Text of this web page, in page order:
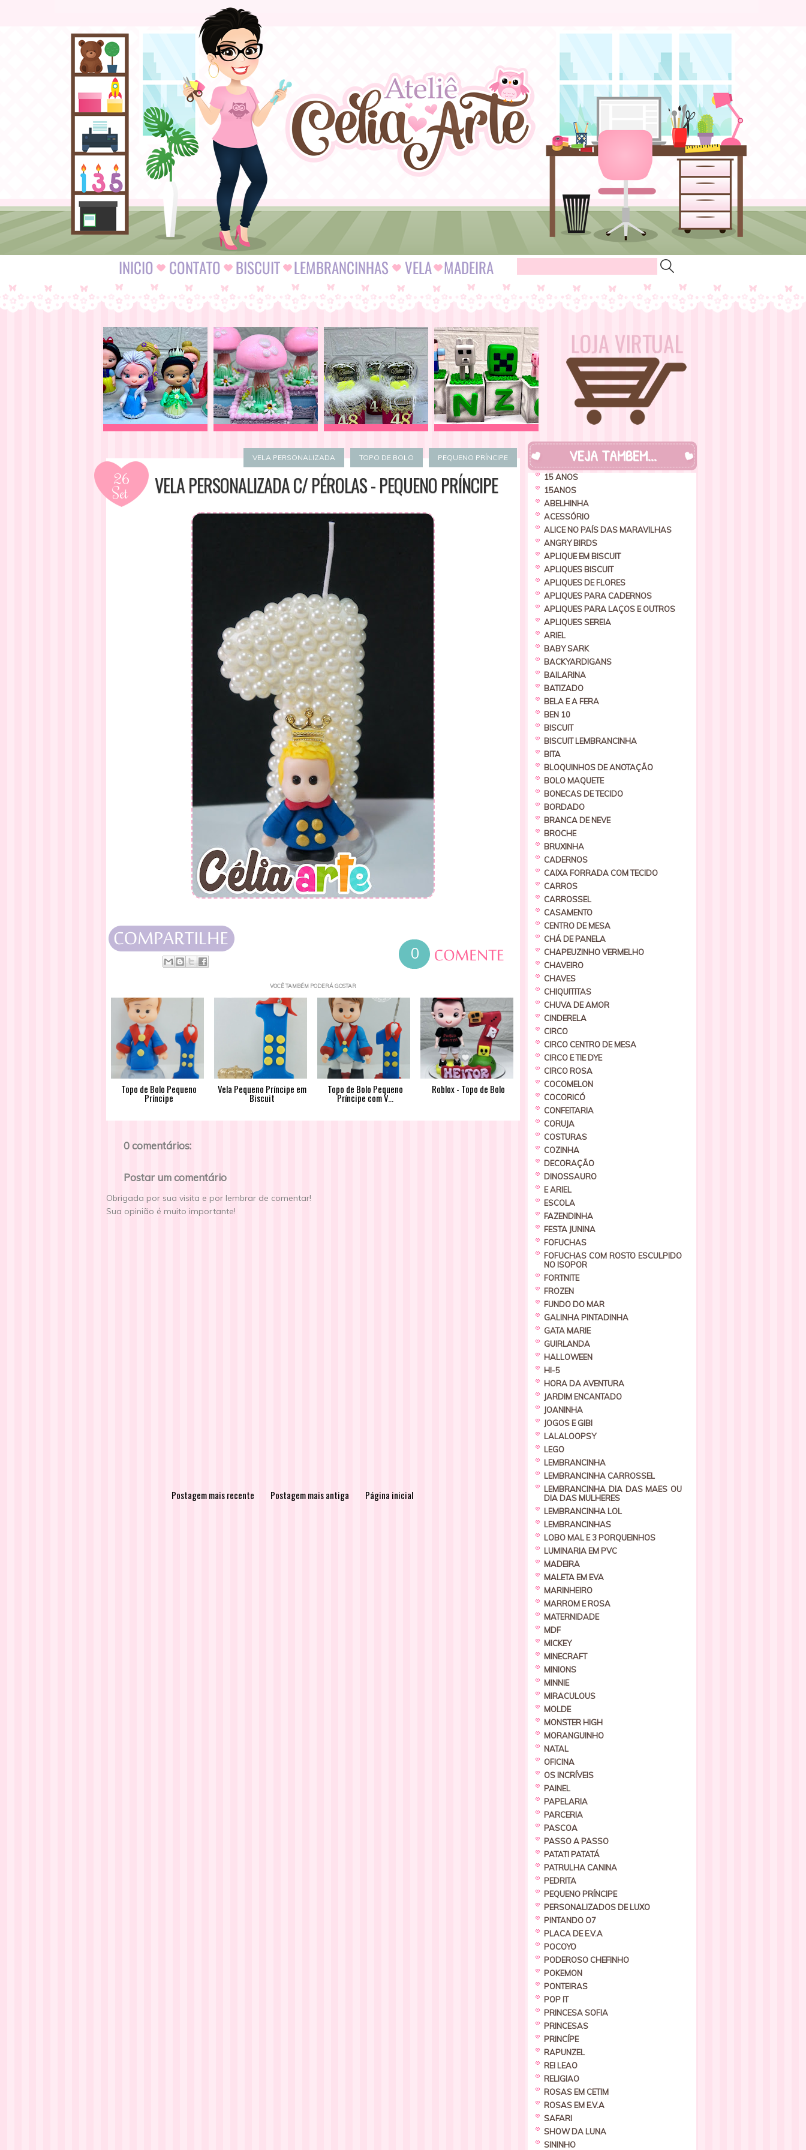
PEQUENO PRÍNCIPE
TOPO DE BOLO
VELA PERSONALIZADA
26
Set VELA PERSONALIZADA C/ PÉROLAS - PEQUENO PRÍNCIPE
0
VOCÊ TAMBÉM PODERÁ GOSTAR
Topo de Bolo Pequeno
Príncipe
Vela Pequeno Príncipe em
Biscuit
Topo de Bolo Pequeno
Príncipe com V...
Roblox - Topo de Bolo
0 comentários:
Postar um comentário
Obrigada por sua visita e por lembrar de comentar!
Sua opinião é muito importante!
Postagem mais recente Postagem mais antiga Página inicial
VEJA TAMBEM...
15 ANOS
15ANOS
ABELHINHA
ACESSÓRIO
ALICE NO PAÍS DAS MARAVILHAS
ANGRY BIRDS
APLIQUE EM BISCUIT
APLIQUES BISCUIT
APLIQUES DE FLORES
APLIQUES PARA CADERNOS
APLIQUES PARA LAÇOS E OUTROS
APLIQUES SEREIA
ARIEL
BABY SARK
BACKYARDIGANS
BAILARINA
BATIZADO
BELA E A FERA
BEN 10
BISCUIT
BISCUIT LEMBRANCINHA
BITA
BLOQUINHOS DE ANOTAÇÃO
BOLO MAQUETE
BONECAS DE TECIDO
BORDADO
BRANCA DE NEVE
BROCHE
BRUXINHA
CADERNOS
CAIXA FORRADA COM TECIDO
CARROS
CARROSSEL
CASAMENTO
CENTRO DE MESA
CHÁ DE PANELA
CHAPEUZINHO VERMELHO
CHAVEIRO
CHAVES
CHIQUITITAS
CHUVA DE AMOR
CINDERELA
CIRCO
CIRCO CENTRO DE MESA
CIRCO E TIE DYE
CIRCO ROSA
COCOMELON
COCORICÓ
CONFEITARIA
CORUJA
COSTURAS
COZINHA
DECORAÇÃO
DINOSSAURO
E ARIEL
ESCOLA
FAZENDINHA
FESTA JUNINA
FOFUCHAS
FOFUCHAS COM ROSTO ESCULPIDO
NO ISOPOR
FORTNITE
FROZEN
FUNDO DO MAR
GALINHA PINTADINHA
GATA MARIE
GUIRLANDA
HALLOWEEN
HI-5
HORA DA AVENTURA
JARDIM ENCANTADO
JOANINHA
JOGOS E GIBI
LALALOOPSY
LEGO
LEMBRANCINHA
LEMBRANCINHA CARROSSEL
LEMBRANCINHA DIA DAS MAES OU
DIA DAS MULHERES
LEMBRANCINHA LOL
LEMBRANCINHAS
LOBO MAL E 3 PORQUEINHOS
LUMINARIA EM PVC
MADEIRA
MALETA EM EVA
MARINHEIRO
MARROM E ROSA
MATERNIDADE
MDF
MICKEY
MINECRAFT
MINIONS
MINNIE
MIRACULOUS
MOLDE
MONSTER HIGH
MORANGUINHO
NATAL
OFICINA
OS INCRÍVEIS
PAINEL
PAPELARIA
PARCERIA
PASCOA
PASSO A PASSO
PATATI PATATÁ
PATRULHA CANINA
PEDRITA
PEQUENO PRÍNCIPE
PERSONALIZADOS DE LUXO
PINTANDO O7
PLACA DE E.V.A
POCOYO
PODEROSO CHEFINHO
POKEMON
PONTEIRAS
POP IT
PRINCESA SOFIA
PRINCESAS
PRINCÍPE
RAPUNZEL
REI LEAO
RELIGIAO
ROSAS EM CETIM
ROSAS EM E.V.A
SAFARI
SHOW DA LUNA
SININHO